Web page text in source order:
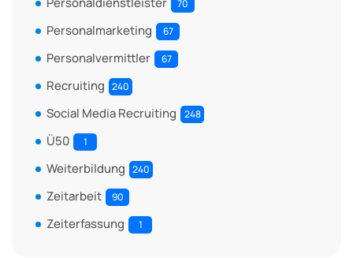
70
Personalmarketing 67
Personalvermittler 67
Recruiting 240
Social Media Recruiting 248
Ü50 1
Weiterbildung 240
Zeitarbeit 90
Zeiterfassung 1